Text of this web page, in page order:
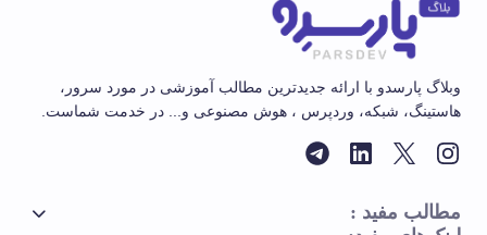
وبلاگ پارسدو با ارائه جدیدترین مطالب آموزشی در مورد سرور،
هاستینگ، شبکه، وردپرس ، هوش مصنوعی و... در خدمت شماست.
مطالب مفید :